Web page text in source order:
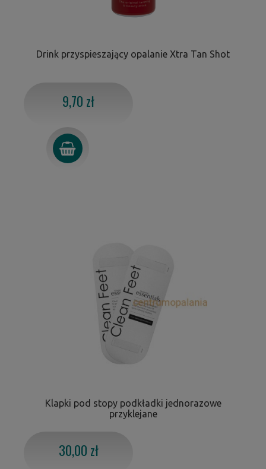
Drink przyspieszający opalanie Xtra Tan Shot
9,70 zł
Klapki pod stopy podkładki jednorazowe
przyklejane
30,00 zł